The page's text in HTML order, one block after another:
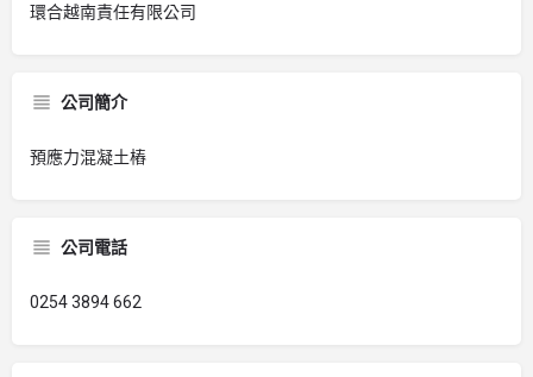
環合越南責任有限公司
公司簡介
預應力混凝土樁
公司電話
0254 3894 662